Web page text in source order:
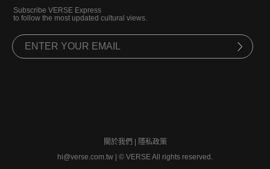
Subscribe VERSE Express
to follow the most updated cultural views.
關於我們
隱私政策
hi@verse.com.tw
© VERSE All rights reserved.